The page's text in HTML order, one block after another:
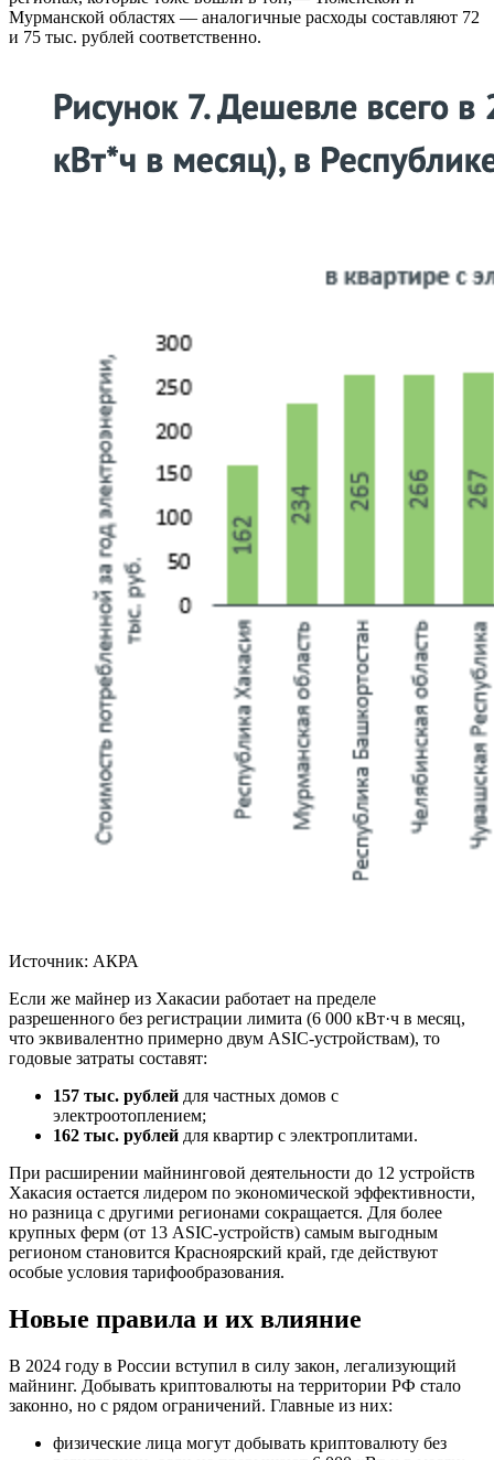
Мурманской областях — аналогичные расходы составляют 72
и 75 тыс. рублей соответственно.
Источник: АКРА
Если же майнер из Хакасии работает на пределе
разрешенного без регистрации лимита (6 000 кВт·ч в месяц,
что эквивалентно примерно двум ASIC-устройствам), то
годовые затраты составят:
157 тыс. рублей для частных домов с
электроотоплением;
162 тыс. рублей для квартир с электроплитами.
При расширении майнинговой деятельности до 12 устройств
Хакасия остается лидером по экономической эффективности,
но разница с другими регионами сокращается. Для более
крупных ферм (от 13 ASIC-устройств) самым выгодным
регионом становится Красноярский край, где действуют
особые условия тарифообразования.
Новые правила и их влияние
В 2024 году в России вступил в силу закон, легализующий
майнинг. Добывать криптовалюты на территории РФ стало
законно, но с рядом ограничений. Главные из них:
физические лица могут добывать криптовалюту без